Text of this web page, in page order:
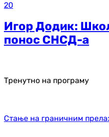
20
Игор Додик:
понос СНСД-а
Тренутно на програму
Стање на граничним